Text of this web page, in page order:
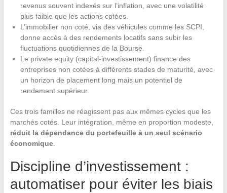
revenus souvent indexés sur l’inflation, avec une volatilité
plus faible que les actions cotées.
L’immobilier non coté, via des véhicules comme les SCPI,
donne accès à des rendements locatifs sans subir les
fluctuations quotidiennes de la Bourse.
Le private equity (capital-investissement) finance des
entreprises non cotées à différents stades de maturité, avec
un horizon de placement long mais un potentiel de
rendement supérieur.
Ces trois familles ne réagissent pas aux mêmes cycles que les
marchés cotés. Leur intégration, même en proportion modeste,
réduit la dépendance du portefeuille à un seul scénario
économique.
Discipline d’investissement :
automatiser pour éviter les biais